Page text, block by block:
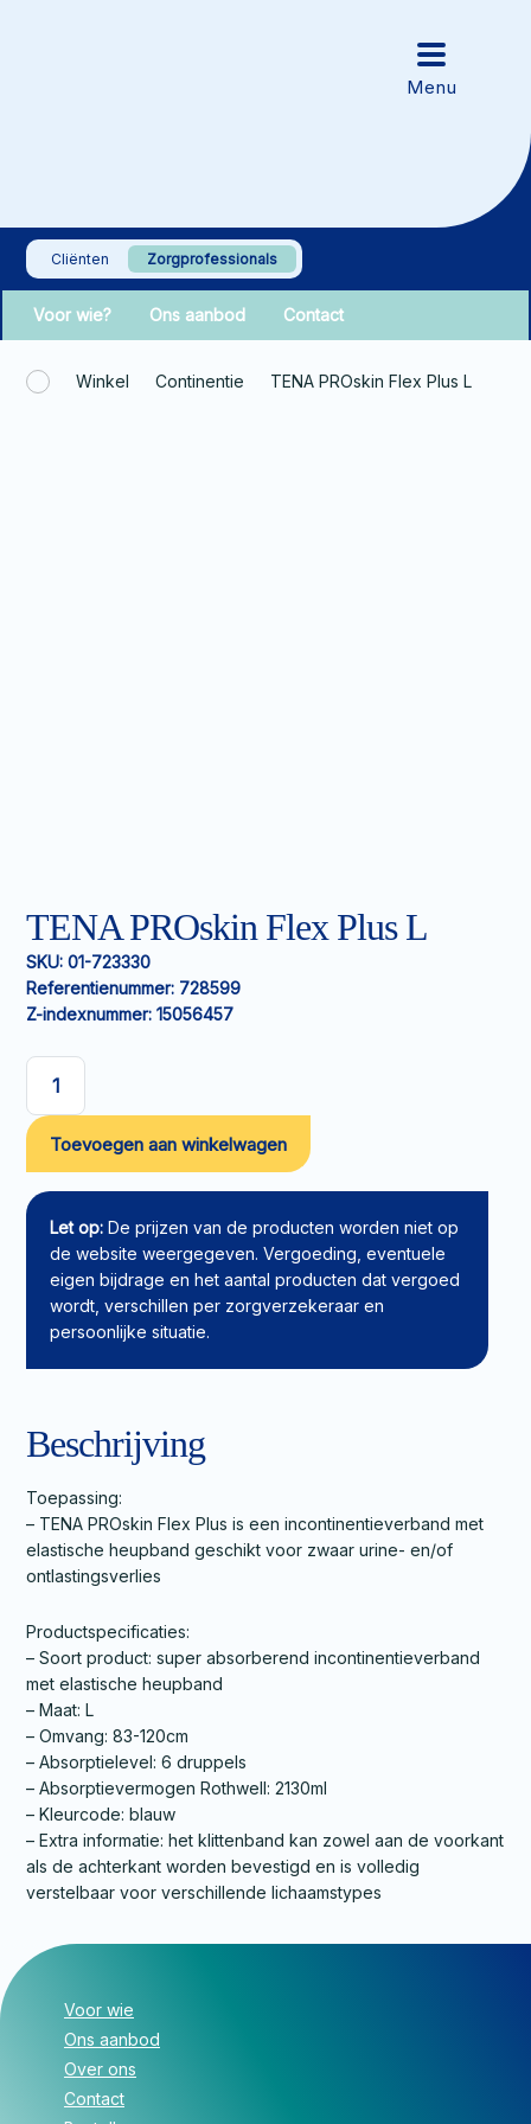
Cliënten Zorgprofessionals
Voor wie? Ons aanbod Contact
Winkel Continentie TENA PROskin Flex Plus L
TENA PROskin Flex Plus L
SKU: 01-723330
Referentienummer: 728599
Z-indexnummer: 15056457
TENA
PROskin
Flex
Plus
L
aantal
Toevoegen aan winkelwagen
Let op: De prijzen van de producten worden niet op
de website weergegeven. Vergoeding, eventuele
eigen bijdrage en het aantal producten dat vergoed
wordt, verschillen per zorgverzekeraar en
persoonlijke situatie.
Beschrijving
Toepassing:
– TENA PROskin Flex Plus is een incontinentieverband met
elastische heupband geschikt voor zwaar urine- en/of
ontlastingsverlies
Productspecificaties:
– Soort product: super absorberend incontinentieverband
met elastische heupband
– Maat: L
– Omvang: 83-120cm
– Absorptielevel: 6 druppels
– Absorptievermogen Rothwell: 2130ml
– Kleurcode: blauw
– Extra informatie: het klittenband kan zowel aan de voorkant
als de achterkant worden bevestigd en is volledig
verstelbaar voor verschillende lichaamstypes
Voor wie
Ons aanbod
Over ons
Contact